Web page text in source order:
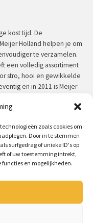
zoals cookies om
Door in te stemmen
surfgedrag of unieke ID's op
of uw toestemming intrekt,
functies en mogelijkheden.
kost tijd. De
Holland helpen je om
te verzamelen.
een volledig assortiment
stro, hooi en gewikkelde
en in 2011 is Meijer
de jaren heen in
Holland